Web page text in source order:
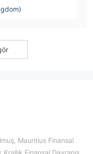
Mauritius Finansal